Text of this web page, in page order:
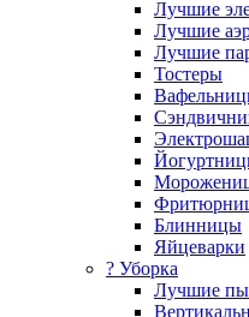
Лучшие
Лучшие
Лучшие
Тостеры
Блинницы
Яйцеварки
? Уборка
Лучшие